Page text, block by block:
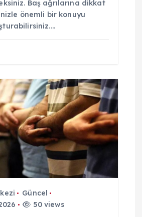
Baş ağrılarına dikkat
önemli bir konuyu
Güncel
50 views